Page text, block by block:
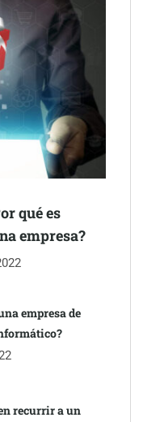
de autónomo
herramientas de
su posición como
para empresas y
qué es
empresa?
empresa de
recurrir a un